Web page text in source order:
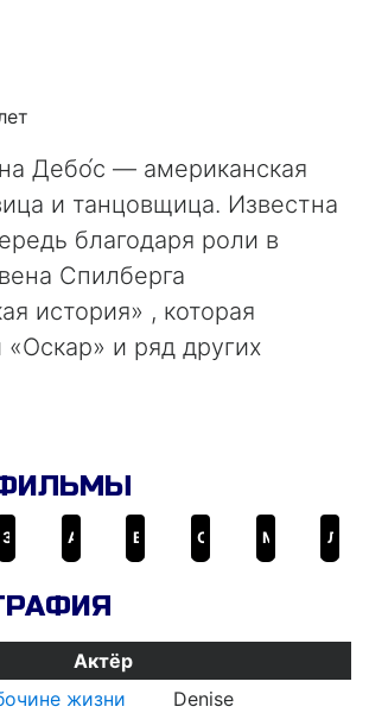
Дебо́с — американская
и танцовщица. Известна
благодаря роли в
Спилберга
история» , которая
и ряд других
Актёр
жизни
Denise